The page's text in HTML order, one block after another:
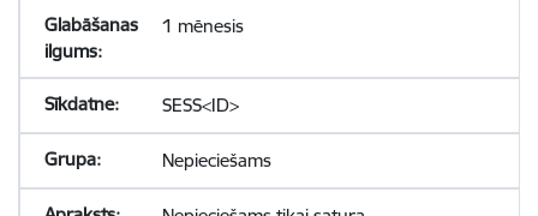
1 mēnesis
SESS<ID>
Nepieciešams